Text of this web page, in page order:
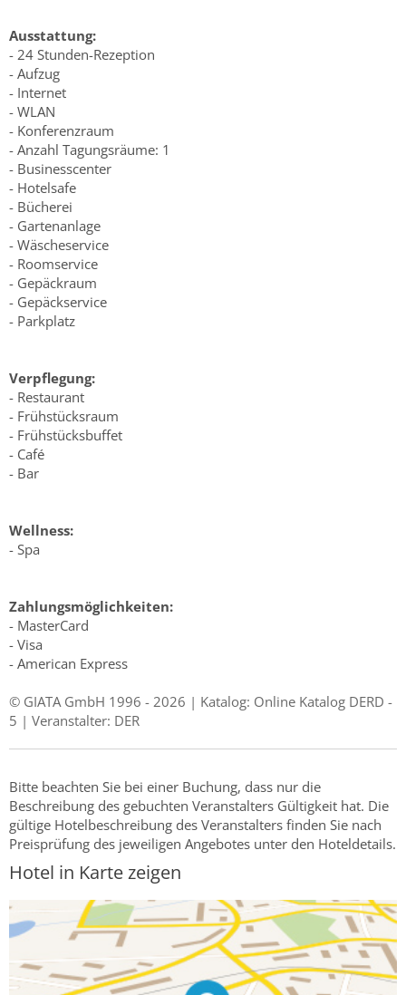
Ausstattung:
- 24 Stunden-Rezeption
- Aufzug
- Internet
- WLAN
- Konferenzraum
- Anzahl Tagungsräume: 1
- Businesscenter
- Hotelsafe
- Bücherei
- Gartenanlage
- Wäscheservice
- Roomservice
- Gepäckraum
- Gepäckservice
- Parkplatz
Verpflegung:
- Restaurant
- Frühstücksraum
- Frühstücksbuffet
- Café
- Bar
Wellness:
- Spa
Zahlungsmöglichkeiten:
- MasterCard
- Visa
- American Express
© GIATA GmbH 1996 - 2026 | Katalog: Online Katalog DERD -
5 | Veranstalter: DER
Bitte beachten Sie bei einer Buchung, dass nur die
Beschreibung des gebuchten Veranstalters Gültigkeit hat. Die
gültige Hotelbeschreibung des Veranstalters finden Sie nach
Preisprüfung des jeweiligen Angebotes unter den Hoteldetails.
Hotel in Karte zeigen